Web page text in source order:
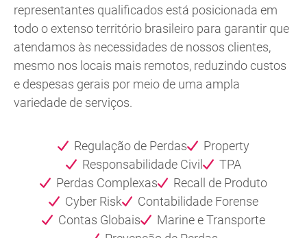
representantes qualificados está posicionada em
todo o extenso território brasileiro para garantir que
atendamos às necessidades de nossos clientes,
mesmo nos locais mais remotos, reduzindo custos
e despesas gerais por meio de uma ampla
variedade de serviços.
Regulação de Perdas
Property
Responsabilidade Civil
TPA
Perdas Complexas
Recall de Produto
Cyber Risk
Contabilidade Forense
Contas Globais
Marine e Transporte